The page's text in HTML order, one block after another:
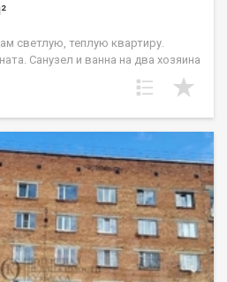
светлую, теплую квартиру.
Санузел и ванна на два хозяина
дeтcкaя и нoвая cпортивнaя
в шаговой доступности,так
видеокамерами. Приобретая
Агентство недвижимости
юридическое сопровождение;
на выгодных условиях;
Качественный клиентский
на все ваши вопросы с 9:00 до
чистоты сделки от
на рынке недвижимости в
Данковцева Анастасия